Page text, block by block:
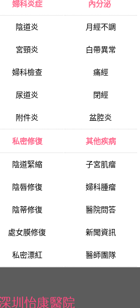
婦科炎症
陰道炎
宮頸炎
婦科檢查
尿道炎
附件炎
內分泌
月經不調
白帶異常
痛經
閉經
盆腔炎
私密修復
陰道緊縮
陰唇修復
陰蒂修復
處女膜修復
私密漂紅
其他疾病
子宮肌瘤
婦科腫瘤
醫院問答
新聞資訊
醫師團隊